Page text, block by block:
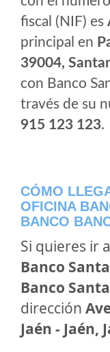
fiscal (NIF) es
principal en
39004,
con Banco
través de su
915 123 123.
CÓMO
OFICINA
BANCO
Si quieres ir
Banco
Banco
dirección
Jaén - Jaén,